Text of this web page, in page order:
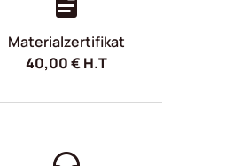
Materialzertifikat
40,00€H.T